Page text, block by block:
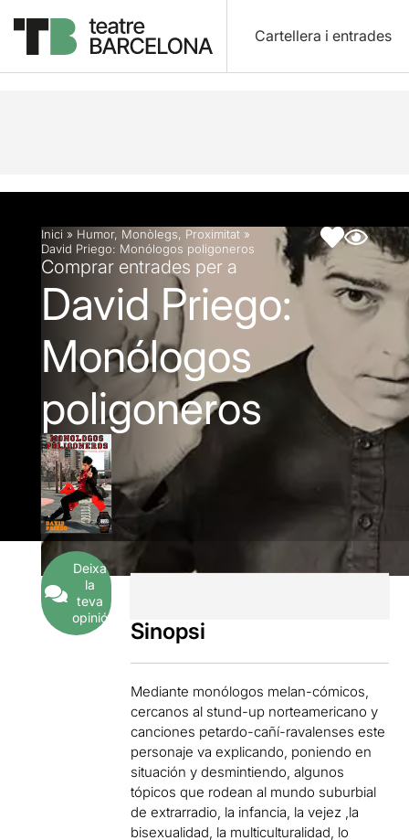
Cartellera i entrades
Descripció Fitxa artística Fotos i vídeos
Inici » Humor, Monòlegs, Proximitat »
David Priego: Monólogos poligoneros
Comprar entrades per a
David Priego:
Monólogos
poligoneros
Deixa
la
teva
opinió
Sinopsi
Mediante monólogos melan-cómicos,
cercanos al stund-up norteamericano y
canciones petardo-cañí-ravalenses este
personaje va explicando, poniendo en
situación y desmintiendo, algunos
tópicos que rodean al mundo suburbial
de extrarradio, la infancia, la vejez ,la
bisexualidad, la multiculturalidad, lo